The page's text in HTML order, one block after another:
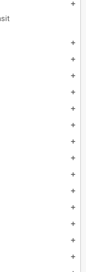
add
add
add
add
add
add
add
add
add
add
add
add
add
add
add